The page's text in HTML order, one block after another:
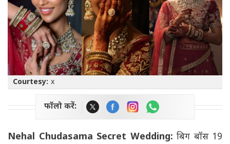
Courtesy: x
फॉलो करें:
Nehal Chudasama Secret Wedding: बिग बॉस 19